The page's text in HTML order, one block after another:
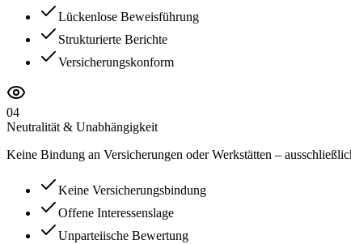
Lückenlose Beweisführung
Strukturierte Berichte
Versicherungskonform
04
Neutralität & Unabhängigkeit
Keine Bindung an Versicherungen oder Werkstätten –
Keine Versicherungsbindung
Offene Interessenslage
Unparteiische Bewertung